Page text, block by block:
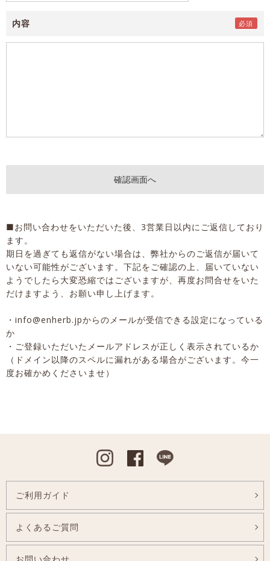
内容
■お問い合わせをいただいた後、3営業日以内にご返信しており
ます。
期日を過ぎても返信がない場合は、弊社からのご返信が届いて
いない可能性がございます。下記をご確認の上、届いていない
ようでしたら大変恐縮ではございますが、再度お問合せをいた
だけますよう、お願い申し上げます。
・info@enherb.jpからのメールが受信できる設定になっている
か
・ご登録いただいたメールアドレスが正しく表示されているか
（ドメイン以降のスペルに漏れがある場合がございます。今一
度お確かめくださいませ）
Instagram
ご利用ガイド
よくあるご質問